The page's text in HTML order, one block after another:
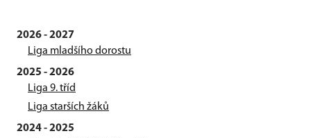
2026 - 2027
Liga mladšího dorostu
2025 - 2026
Liga 9. tříd
Liga starších žáků
2024 - 2025